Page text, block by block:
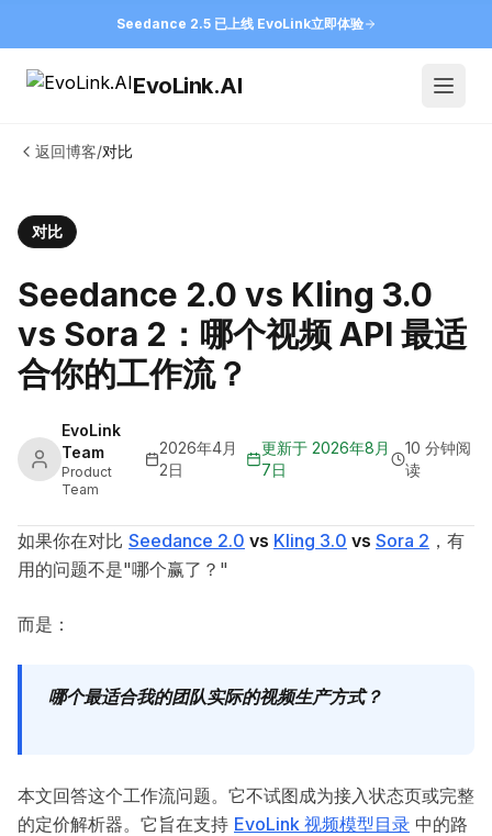
Seedance 2.5 已上线 EvoLink立即体验
EvoLink.AI
返回博客/对比
对比
Seedance 2.0 vs Kling 3.0
vs Sora 2：哪个视频 API 最适
合你的工作流？
EvoLink
Team
Product
Team
2026年4月
2日
更新于 2026年8月
7日
10 分钟阅
读
如果你在对比 Seedance 2.0 vs Kling 3.0 vs Sora 2 ，有
用的问题不是"哪个赢了？"
而是：
哪个最适合我的团队实际的视频生产方式？
本文回答这个工作流问题。它不试图成为接入状态页或完整
的定价解析器。它旨在支持 EvoLink 视频模型目录 中的路